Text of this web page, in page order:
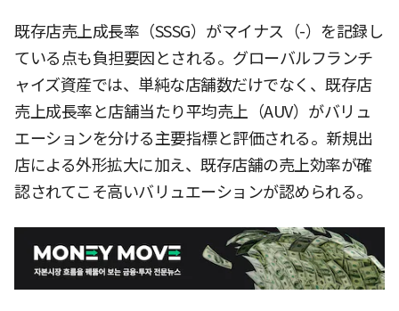
既存店売上成長率（SSSG）がマイナス（-）を記録し
ている点も負担要因とされる。グローバルフランチ
ャイズ資産では、単純な店舗数だけでなく、既存店
売上成長率と店舗当たり平均売上（AUV）がバリュ
エーションを分ける主要指標と評価される。新規出
店による外形拡大に加え、既存店舗の売上効率が確
認されてこそ高いバリュエーションが認められる。